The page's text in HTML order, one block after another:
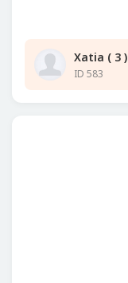
Xatia ( 3 )
ID 583